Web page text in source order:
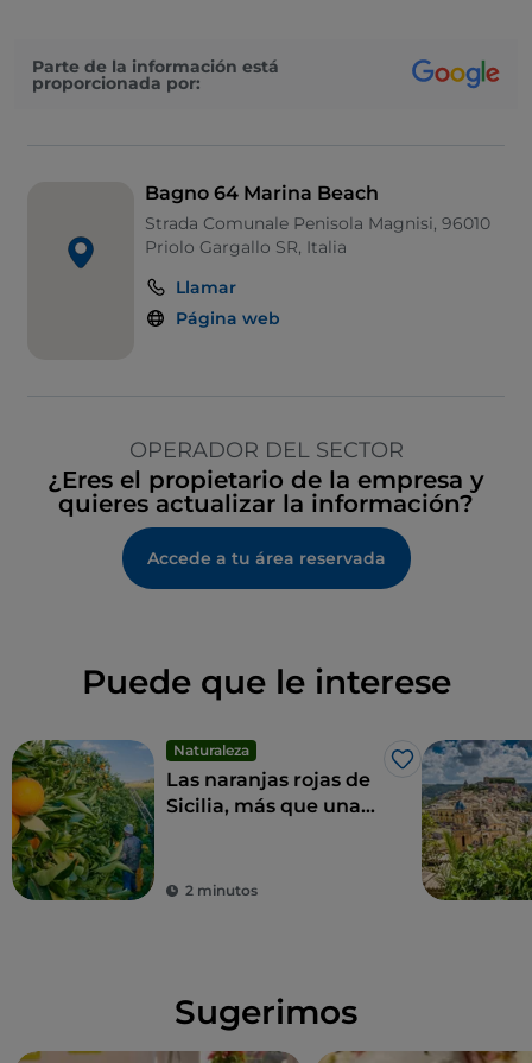
Parte de la información está
proporcionada por:
Bagno 64 Marina Beach
Strada Comunale Penisola Magnisi, 96010
Priolo Gargallo SR, Italia
Llamar
Página web
OPERADOR DEL SECTOR
¿Eres el propietario de la empresa y
quieres actualizar la información?
Accede a tu área reservada
Puede que le interese
Naturaleza
Me gusta
Las naranjas rojas de
Sicilia, más que una
2 minutos
Sugerimos